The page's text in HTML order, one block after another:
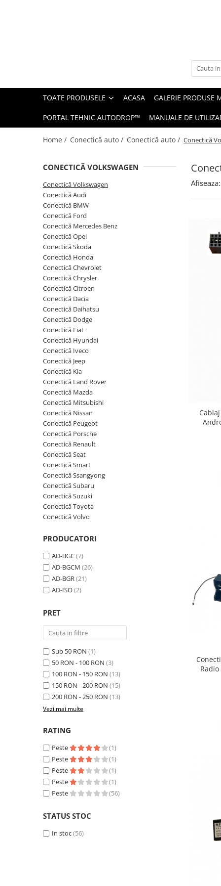
Mercedes Benz
Land Rover
TOATE PRODUSELE ACASA GALERIE PRODUSE
PORTAL TEHNIC AUTODROP™ MANUALE DE
Home / Conectică auto / Conectică auto / Conectică
CONECTICĂ VOLKSWAGEN
Conectică Volkswagen
Conectică Audi
Conectică BMW
Conectică Ford
Conectică Mercedes Benz
Conectică Opel
Conectică Skoda
Conectică Honda
Conectică Chevrolet
Conectică Chrysler
Conectică Citroen
Conectică Dacia
Conectică Daihatsu
Conectică Dodge
Conectică Fiat
Conectică Hyundai
Conectică Iveco
Conectică Jeep
Conectică Kia
Conectică Land Rover
Conectică Mazda
Conectică Mitsubishi
Conectică Nissan
Conectică Peugeot
Conectică Porsche
Conectică Renault
Conectică Seat
Conectică Smart
Conectică Ssangyong
Conectică Subaru
Conectică Suzuki
Conectică Toyota
Conectică Volvo
PRODUCATORI
AD-BGC(7)
AD-BGCM (26)
AD-BGR(21)
AD-ISO(2)
PRET
Sub 50 RON (1)
50 RON - 100 RON (3)
100 RON - 150 RON (13)
150 RON - 200 RON (15)
200 RON - 250 RON (13)
Vezi mai multe
RATING
Peste
(1)
Peste
(1)
Peste
(1)
Peste
(1)
Peste
(56)
STATUS STOC
In stoc(56)
Afiseaza: